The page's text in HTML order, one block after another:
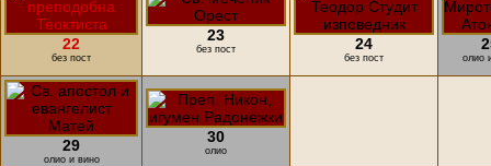
22
без пост
23
без пост 24
без пост олио
29
олио и вино
30
олио